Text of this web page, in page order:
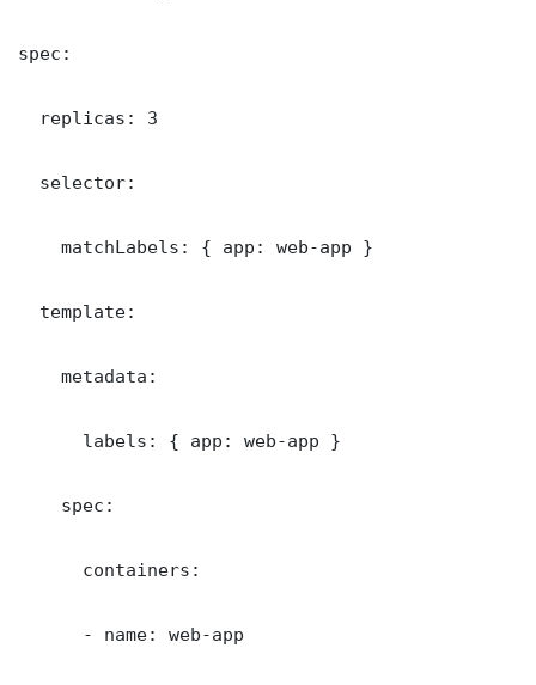
spec:
  replicas: 3
  selector:
    matchLabels: { app: web-app }
  template:
    metadata:
      labels: { app: web-app }
    spec:
      containers:
      - name: web-app